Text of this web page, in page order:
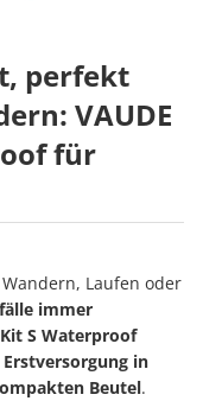
perfekt
VAUDE
für
Laufen oder
immer
S Waterproof
in
Beutel.